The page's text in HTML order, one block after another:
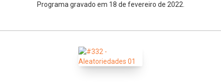
Programa gravado em 18 de fevereiro de 2022.